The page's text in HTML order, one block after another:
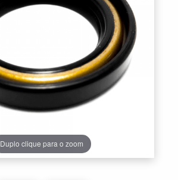
Duplo clique para o zoom